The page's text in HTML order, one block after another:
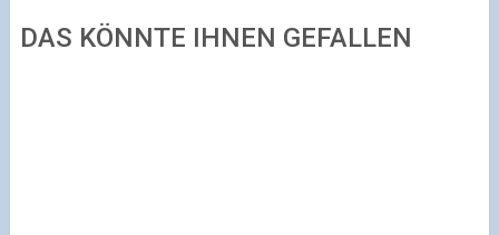
DAS KÖNNTE IHNEN GEFALLEN